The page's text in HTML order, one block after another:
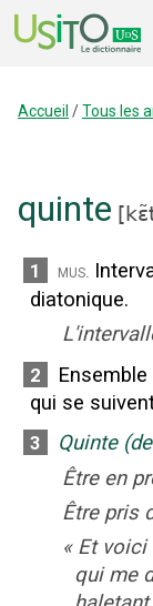
Accueil /Tous les
quinte [
1 mus.
diatonique.
2
qui se
3 Quinte
Être en
Être pris
« Et voici
qui me